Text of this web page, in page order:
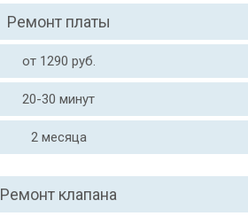
Ремонт платы
от 1290 руб.
20-30 минут
2 месяца
Ремонт клапана